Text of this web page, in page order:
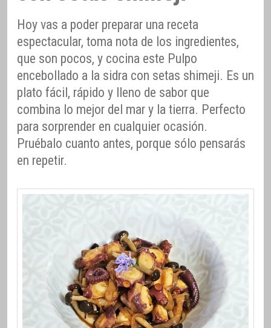
Hoy vas a poder preparar una receta
espectacular, toma nota de los ingredientes,
que son pocos, y cocina este Pulpo
encebollado a la sidra con setas shimeji. Es un
plato fácil, rápido y lleno de sabor que
combina lo mejor del mar y la tierra. Perfecto
para sorprender en cualquier ocasión.
Pruébalo cuanto antes, porque sólo pensarás
en repetir.